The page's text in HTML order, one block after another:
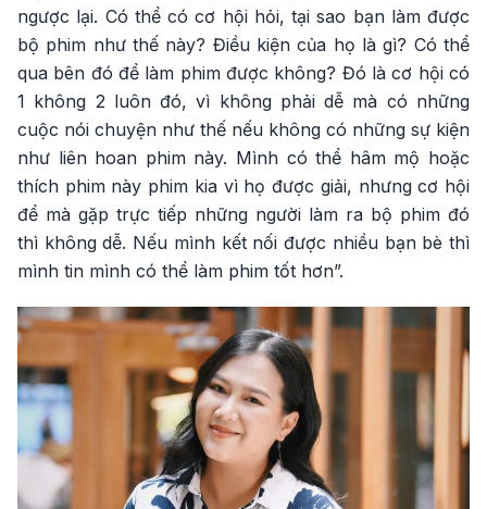
ngược lại. Có thể có cơ hội hỏi, tại sao bạn làm được
bộ phim như thế này? Điều kiện của họ là gì? Có thể
qua bên đó để làm phim được không? Đó là cơ hội có
1 không 2 luôn đó, vì không phải dễ mà có những
cuộc nói chuyện như thế nếu không có những sự kiện
như liên hoan phim này. Mình có thể hâm mộ hoặc
thích phim này phim kia vì họ được giải, nhưng cơ hội
để mà gặp trực tiếp những người làm ra bộ phim đó
thì không dễ. Nếu mình kết nối được nhiều bạn bè thì
mình tin mình có thể làm phim tốt hơn”.